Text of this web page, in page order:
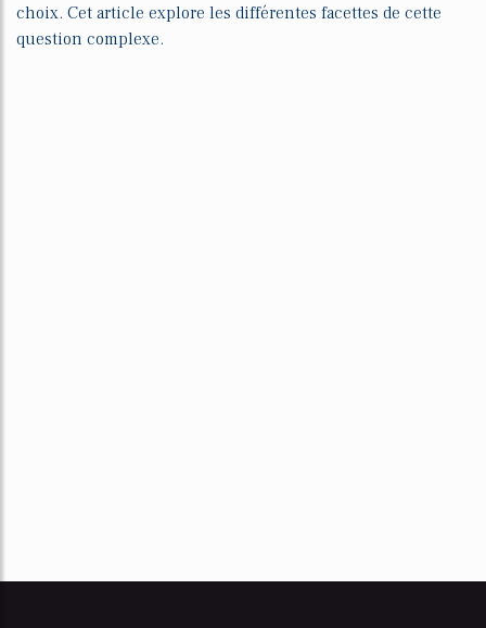
choix. Cet article explore les différentes facettes de cette
question complexe.